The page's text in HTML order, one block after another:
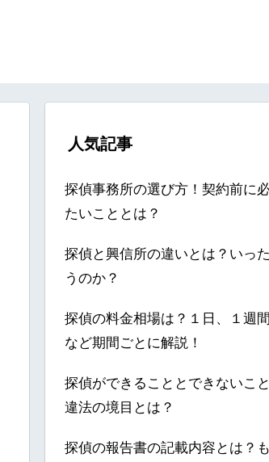
人気記事
探偵事務所の選び方！契約前に
たいこととは？
探偵と興信所の違いとは？いっ
うのか？
探偵の料金相場は？１日、１週
など期間ごとに解説！
探偵ができることとできないこ
違法の境目とは？
探偵の報告書の記載内容とは？